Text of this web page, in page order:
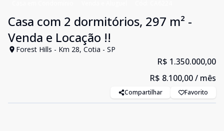
Casa com 2 dormitórios, 297 m² -
Venda e Locação !!
Forest Hills - Km 28, Cotia - SP
R$ 1.350.000,00
R$ 8.100,00/ mês
Compartilhar Favorito